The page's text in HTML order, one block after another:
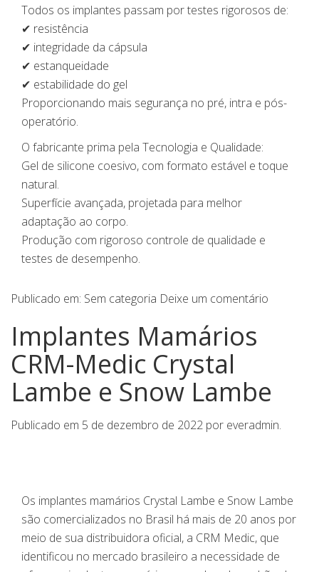
Todos os implantes passam por testes rigorosos de:
✔ resistência
✔ integridade da cápsula
✔ estanqueidade
✔ estabilidade do gel
Proporcionando mais segurança no pré, intra e pós-
operatório.
O fabricante prima pela Tecnologia e Qualidade:
Gel de silicone coesivo, com formato estável e toque
natural.
Superfície avançada, projetada para melhor
adaptação ao corpo.
Produção com rigoroso controle de qualidade e
testes de desempenho.
Publicado em: Sem categoria Deixe um comentário
Implantes Mamários
CRM-Medic Crystal
Lambe e Snow Lambe
Publicado em 5 de dezembro de 2022 por everadmin.
Os implantes mamários Crystal Lambe e Snow Lambe
são comercializados no Brasil há mais de 20 anos por
meio de sua distribuidora oficial, a CRM Medic, que
identificou no mercado brasileiro a necessidade de